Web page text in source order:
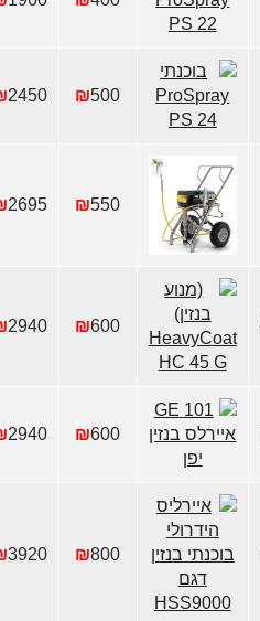
₪500
2450
₪550
2695
₪600
2940
₪600
2940
₪800
3920